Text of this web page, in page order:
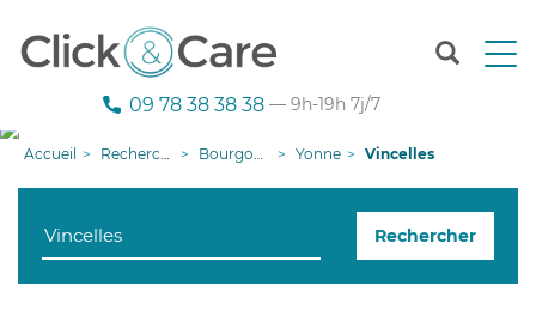
T
n
g
09 78 38 38 38 — 9h-19h 7j/7
Accueil Recherche aide à domicile Bourgogne-Franche-Comté Yonne Vincelles
Rechercher